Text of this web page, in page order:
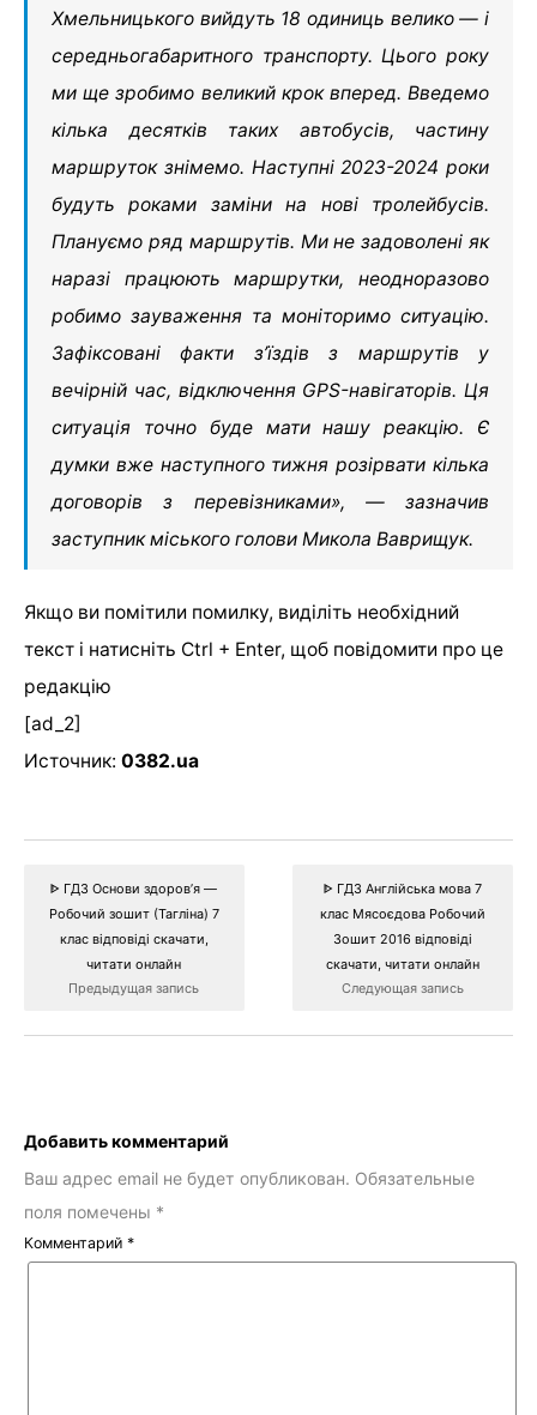
Хмельницького вийдуть 18 одиниць велико — і
середньогабаритного транспорту. Цього року
ми ще зробимо великий крок вперед. Введемо
кілька десятків таких автобусів, частину
маршруток знімемо. Наступні 2023-2024 роки
будуть роками заміни на нові тролейбусів.
Плануємо ряд маршрутів. Ми не задоволені як
наразі працюють маршрутки, неодноразово
робимо зауваження та моніторимо ситуацію.
Зафіксовані факти з’їздів з маршрутів у
вечірній час, відключення GPS-навігаторів. Ця
ситуація точно буде мати нашу реакцію. Є
думки вже наступного тижня розірвати кілька
договорів з перевізниками», — зазначив
заступник міського голови Микола Ваврищук.
Якщо ви помітили помилку, виділіть необхідний
текст і натисніть Ctrl + Enter, щоб повідомити про це
редакцію
[ad_2]
Источник: 0382.ua
ᐈ ГДЗ Основи здоров’я —
Робочий зошит (Тагліна) 7
клас відповіді скачати,
читати онлайн
Предыдущая запись
ᐈ ГДЗ Англійська мова 7
клас Мясоєдова Робочий
Зошит 2016 відповіді
скачати, читати онлайн
Следующая запись
Добавить комментарий
Ваш адрес email не будет опубликован. Обязательные
поля помечены *
Комментарий *